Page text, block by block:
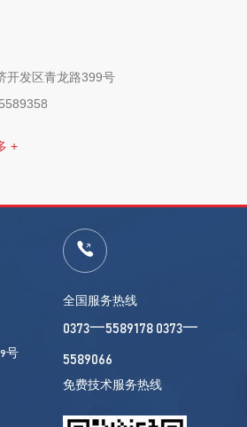
开发区青龙路399号
+
号
全国服务热线
0373一5589178 0373一
5589066
免费技术服务热线